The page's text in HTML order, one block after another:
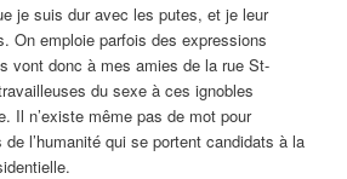
je suis dur avec les putes, et je leur
On emploie parfois des expressions
vont donc à mes amies de la rue St-
du sexe à ces ignobles
Il n’existe même pas de mot pour
l’humanité qui se portent candidats à la